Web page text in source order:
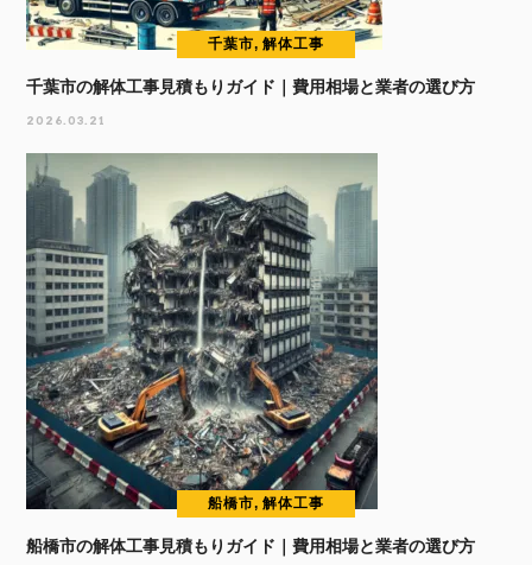
千葉市, 解体工事
千葉市の解体工事見積もりガイド｜費用相場と業者の選び方
2026.03.21
船橋市, 解体工事
船橋市の解体工事見積もりガイド｜費用相場と業者の選び方